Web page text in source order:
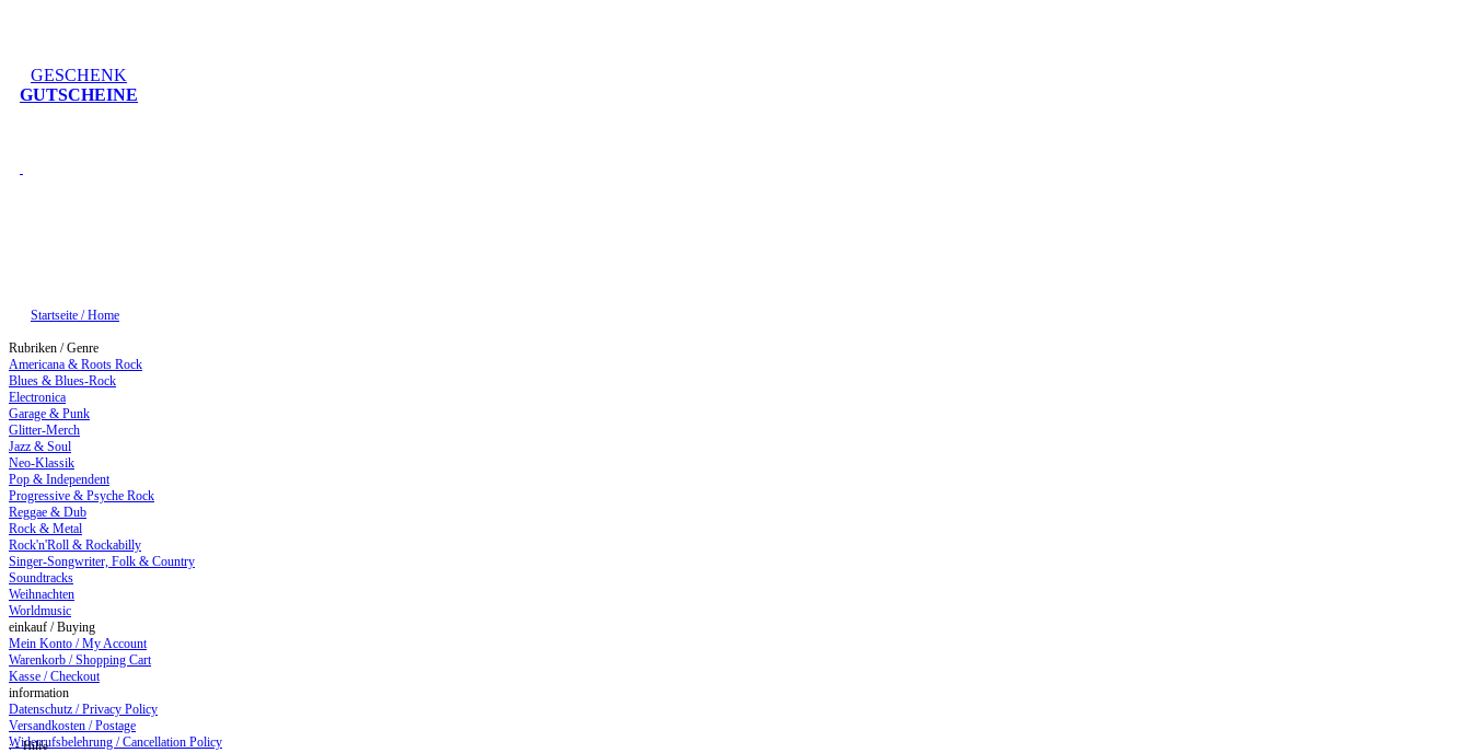
GESCHENK
GUTSCHEINE
Startseite / Home
Rubriken / Genre
Americana & Roots Rock
Blues & Blues-Rock
Electronica
Garage & Punk
Glitter-Merch
Jazz & Soul
Neo-Klassik
Pop & Independent
Progressive & Psyche Rock
Reggae & Dub
Rock & Metal
Rock'n'Roll & Rockabilly
Singer-Songwriter, Folk & Country
Soundtracks
Weihnachten
Worldmusic
einkauf / Buying
Mein Konto / My Account
Warenkorb / Shopping Cart
Kasse / Checkout
information
Datenschutz / Privacy Policy
Versandkosten / Postage
Widerrufsbelehrung / Cancellation Policy
: - Hilfe